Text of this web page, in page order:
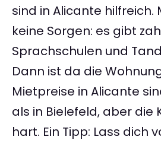
sind in Alicante hilfreich.
keine Sorgen: es gibt
Sprachschulen und
Dann ist da die
Mietpreise in Alicante
als in Bielefeld, aber die
hart. Ein Tipp: Lass dich